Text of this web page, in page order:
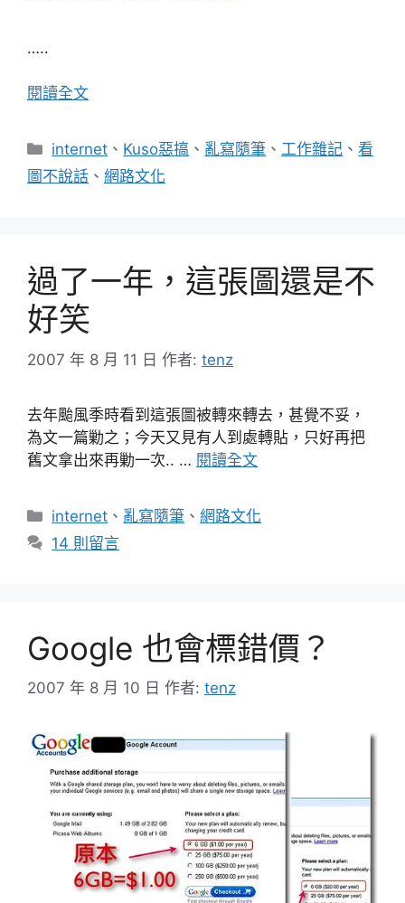
…..
閱讀全文
分
類
internet 、 Kuso惡搞 、 亂寫隨筆 、工作雜記 、看
圖不說話 、 網路文化
過了一年，這張圖還是不
好笑
2007 年 8 月 11 日 作者: tenz
去年颱風季時看到這張圖被轉來轉去，甚覺不妥，
為文一篇勦之；今天又見有人到處轉貼，只好再把
舊文拿出來再勦一次.. … 閱讀全文
分
類
internet 、 亂寫隨筆 、網路文化
14 則留言
Google 也會標錯價？
2007 年 8 月 10 日 作者: tenz